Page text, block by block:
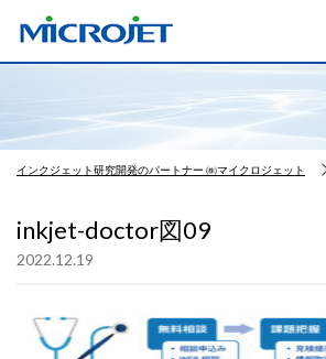
インクジェット研究開発のパートナー ㈱マイクロジェット
inkjet-doctor図09
2022.12.19